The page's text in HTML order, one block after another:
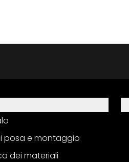
posa e montaggio
dei materiali